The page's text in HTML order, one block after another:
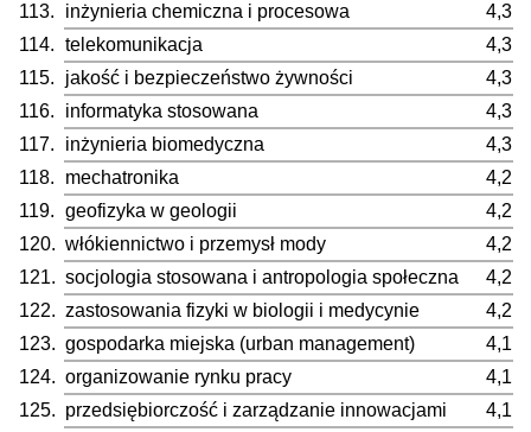
113.
inżynieria chemiczna i procesowa
4,3
114. telekomunikacja
4,3
115.
jakość i bezpieczeństwo żywności
4,3
116.
informatyka stosowana
4,3
117.
inżynieria biomedyczna
4,3
118.
mechatronika
4,2
119. geofizyka w geologii
4,2
120. włókiennictwo i przemysł mody
4,2
121. socjologia stosowana i antropologia społeczna
4,2
122. zastosowania fizyki w biologii i medycynie
4,2
123. gospodarka miejska (urban management)
4,1
124. organizowanie rynku pracy
4,1
125. przedsiębiorczość i zarządzanie innowacjami
4,1